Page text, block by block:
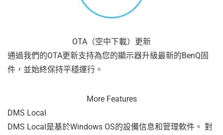
OTA（空中下載）更新
通過我們的OTA更新支持為您的顯示器升級最新的BenQ固
件，並始終保持平穩運行。
More Features
DMS Local
DMS Local是基於Windows OS的設備信息和管理軟件。 對